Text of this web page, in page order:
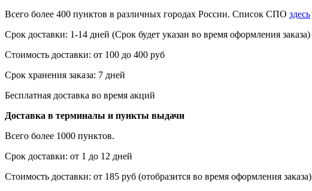
Всего более 400 пунктов в различных городах России. Список СПО здесь
Срок доставки: 1-14 дней (Срок будет указан во время оформления заказа)
Стоимость доставки: от 100 до 400 руб
Срок хранения заказа: 7 дней
Бесплатная доставка во время акций
Доставка в терминалы и пункты выдачи
Всего более 1000 пунктов.
Срок доставки: от 1 до 12 дней
Стоимость доставки: от 185 руб (отобразится во время оформления заказа)